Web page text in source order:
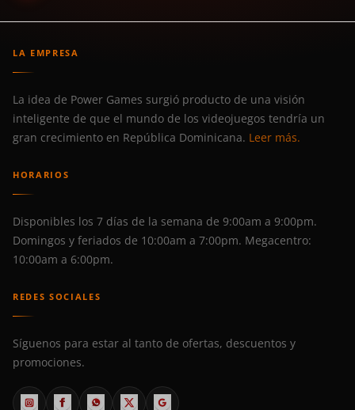
LA EMPRESA
La idea de Power Games surgió producto de una visión
inteligente de que el mundo de los videojuegos tendría un
gran crecimiento en República Dominicana. Leer más.
HORARIOS
Disponibles los 7 días de la semana de 9:00am a 9:00pm.
Domingos y feriados de 10:00am a 7:00pm. Megacentro:
10:00am a 6:00pm.
REDES SOCIALES
Síguenos para estar al tanto de ofertas, descuentos y
promociones.